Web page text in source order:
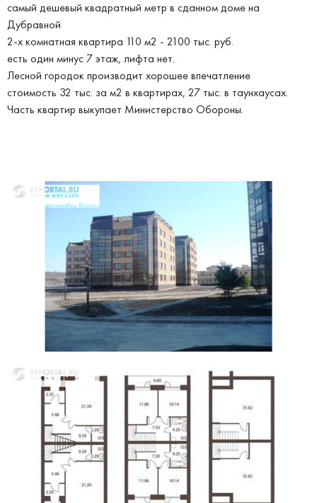
самый дешевый квадратный метр в сданном доме на
Дубравной
2-х комнатная квартира 110 м2 - 2100 тыс. руб.
есть один минус 7 этаж, лифта нет.
Лесной городок производит хорошее впечатление
стоимость 32 тыс. за м2 в квартирах, 27 тыс. в таунхаусах.
Часть квартир выкупает Министерство Обороны.